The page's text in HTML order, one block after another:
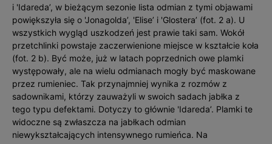
i 'Idareda’, w bieżącym sezonie lista odmian z tymi objawami
powiększyła się o 'Jonagolda’, 'Elise’ i 'Glostera’ (fot. 2 a). U
wszystkich wygląd uszkodzeń jest prawie taki sam. Wokół
przetchlinki powstaje zaczerwienione miejsce w kształcie koła
(fot. 2 b). Być może, już w latach poprzednich owe plamki
występowały, ale na wielu odmianach mogły być maskowane
przez rumieniec. Tak przynajmniej wynika z rozmów z
sadownikami, którzy zauważyli w swoich sadach jabłka z
tego typu defektami. Dotyczy to głównie 'Idareda’. Plamki te
widoczne są zwłaszcza na jabłkach odmian
niewykształcających intensywnego rumieńca. Na